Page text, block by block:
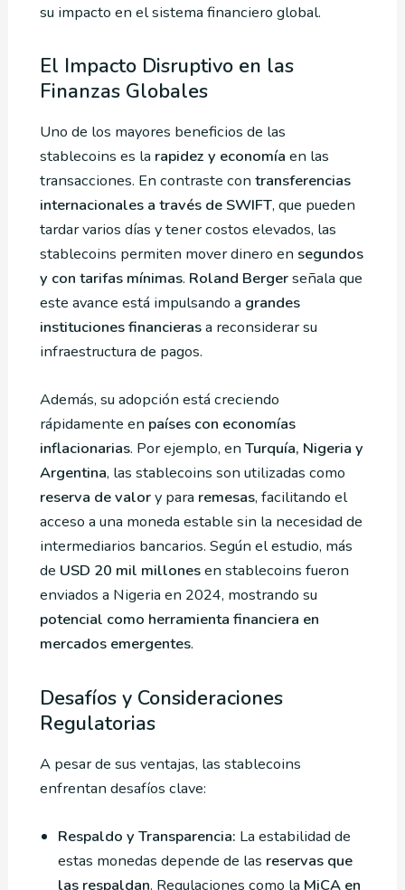
su impacto en el sistema financiero global.
El Impacto Disruptivo en las
Finanzas Globales
Uno de los mayores beneficios de las
stablecoins es la rapidez y economía en las
transacciones. En contraste con transferencias
internacionales a través de SWIFT, que pueden
tardar varios días y tener costos elevados, las
stablecoins permiten mover dinero en segundos
y con tarifas mínimas. Roland Bergerseñala que
este avance está impulsando a grandes
instituciones financierasa reconsiderar su
infraestructura de pagos.
Además, su adopción está creciendo
rápidamente en países con economías
inflacionarias. Por ejemplo, en Turquía, Nigeria y
Argentina, las stablecoins son utilizadas como
reserva de valory para remesas, facilitando el
acceso a una moneda estable sin la necesidad de
intermediarios bancarios. Según el estudio, más
de USD 20 mil millonesen stablecoins fueron
enviados a Nigeria en 2024, mostrando su
potencial como herramienta financiera en
mercados emergentes.
Desafíos y Consideraciones
Regulatorias
A pesar de sus ventajas, las stablecoins
enfrentan desafíos clave:
Respaldo y Transparencia: La estabilidad de
estas monedas depende de las reservas que
las respaldan. Regulaciones como la MiCA en